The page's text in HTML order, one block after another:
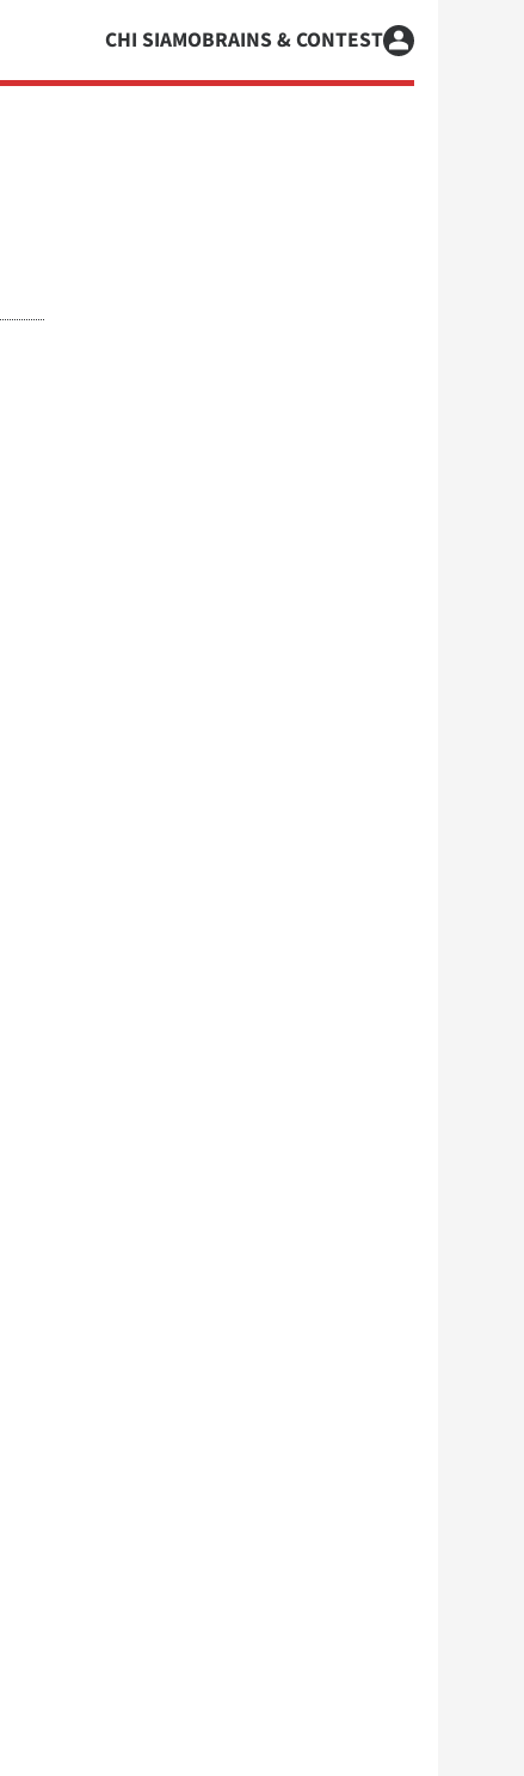
CHI SIAMOBRAINS & CONTEST